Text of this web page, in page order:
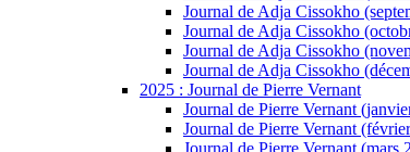
Journal de Adja Cissokho
Journal de Adja Cissokho
Journal de Adja Cissokho
Journal de Adja Cissokho
2025 : Journal de Pierre Vernant
Journal de Pierre Vernant
Journal de Pierre Vernant
Journal de Pierre Vernant (mars